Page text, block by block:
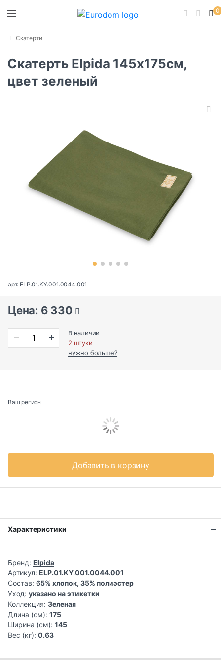
0
Скатерти
Скатерть Elpida 145х175см,
цвет зеленый
арт. ELP.01.KY.001.0044.001
Цена: 6 330
В наличии
2 штуки
нужно больше?
Ваш регион
Добавить в корзину
Характеристики
Бренд: Elpida
Артикул: ELP.01.KY.001.0044.001
Состав: 65% хлопок, 35% полиэстер
Уход: указано на этикетки
Коллекция: Зеленая
Длина (см): 175
Ширина (см): 145
Вес (кг): 0.63